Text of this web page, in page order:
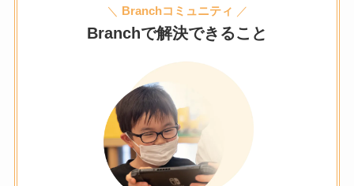
＼
Branchコミュニティ ／
Branchで解決できること